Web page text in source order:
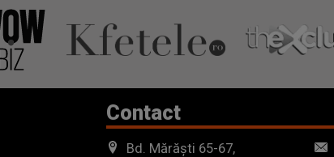
Contact
Bd. Mărăști 65-67,